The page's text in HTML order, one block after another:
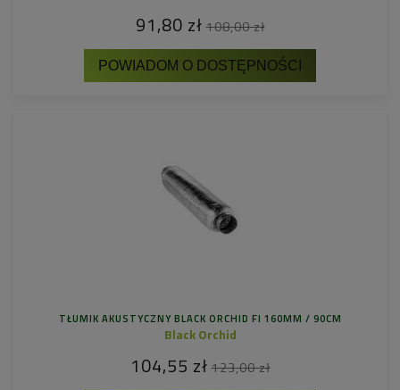
91,80 zł 108,00 zł
POWIADOM O DOSTĘPNOŚCI
TŁUMIK AKUSTYCZNY BLACK ORCHID FI 160MM / 90CM
Black Orchid
104,55 zł 123,00 zł